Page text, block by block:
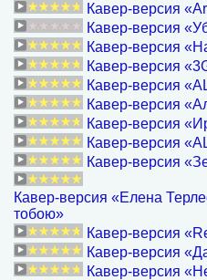
Кавер-версия
Кавер-версия
Кавер-версия
Кавер-версия
Кавер-версия
Кавер-версия
Кавер-версия
Кавер-версия
Кавер-версия
Кавер-версия «Елена
тобою»
Кавер-версия
Кавер-версия
Кавер-версия